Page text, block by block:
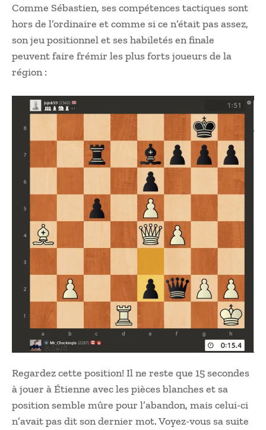
Comme Sébastien, ses compétences tactiques sont
hors de l’ordinaire et comme si ce n’était pas assez,
son jeu positionnel et ses habiletés en finale
peuvent faire frémir les plus forts joueurs de la
région :
Regardez cette position! Il ne reste que 15 secondes
à jouer à Étienne avec les pièces blanches et sa
position semble mûre pour l’abandon, mais celui-ci
n’avait pas dit son dernier mot. Voyez-vous sa suite